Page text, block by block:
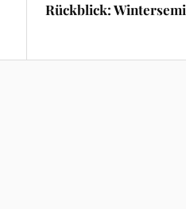
Rückblick: